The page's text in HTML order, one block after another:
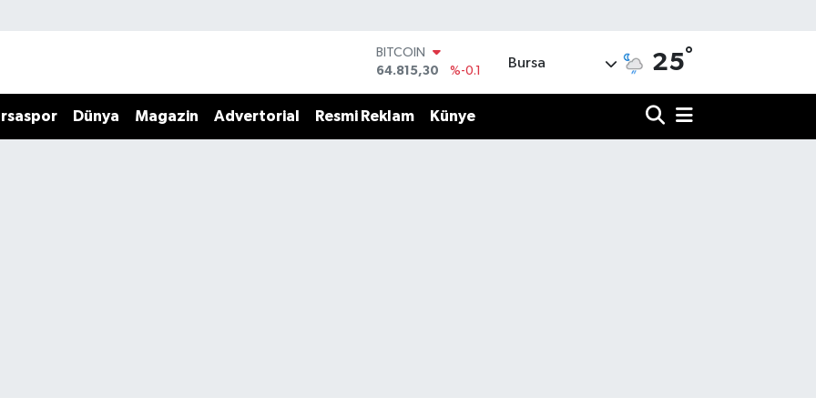
BITCOIN
64.815,30
%-0.1
47,7436
%0.18
Bursa 25°
Dünya Magazin Advertorial Resmi Reklam Künye